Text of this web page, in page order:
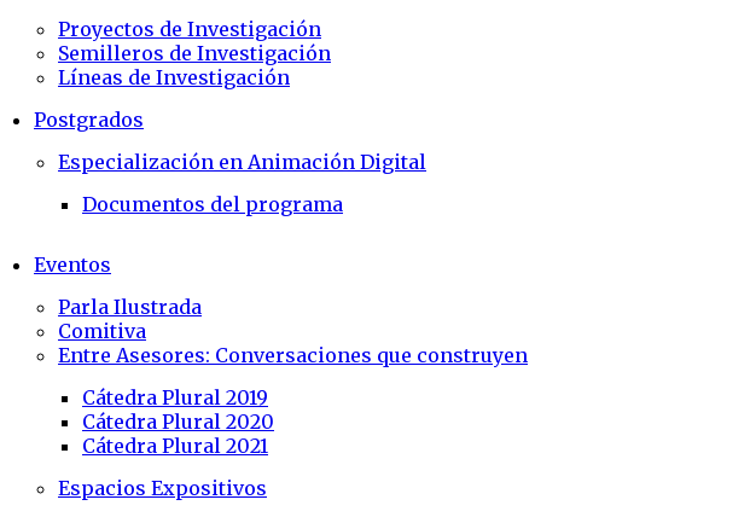
Proyectos de Investigación
Semilleros de Investigación
Líneas de Investigación
Postgrados
Especialización en Animación Digital
Documentos del programa
Eventos
Parla Ilustrada
Comitiva
Entre Asesores: Conversaciones que construyen
Cátedra Plural 2019
Cátedra Plural 2020
Cátedra Plural 2021
Espacios Expositivos